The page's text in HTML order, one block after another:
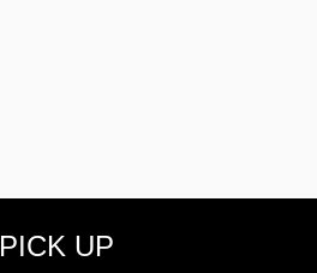
PICK UP